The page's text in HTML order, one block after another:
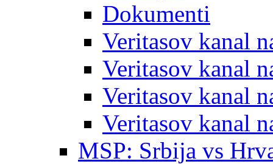
Dokumenti
Veritasov kanal
Veritasov kanal
Veritasov kanal
Veritasov kanal
MSP: Srbija vs